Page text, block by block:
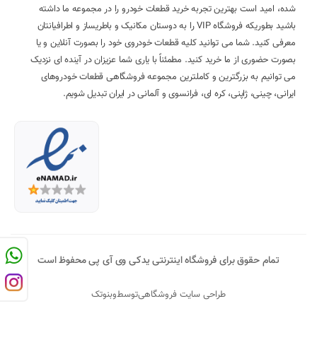
شده، امید است بهترین تجربه خرید قطعات خودرو را در مجموعه ما داشته
باشید بطوریکه فروشگاه VIP را به دوستان مکانیک و باطریساز و اطرافیانتان
معرفی کنید. شما می توانید کلیه قطعات خودروی خود را بصورت آنلاین و یا
بصورت حضوری از ما خرید کنید. مطمئناً با یاری شما عزیزان در آینده ای نزدیک
می توانیم به بزرگترین و کاملترین مجموعه فروشگاهی قطعات خودروهای
ایرانی، چینی، ژاپنی، کره ای، فرانسوی و آلمانی در ایران تبدیل شویم.
تمام حقوق برای فروشگاه اینترنتی یدکی وی آی پی محفوظ است
طراحی سایت فروشگاهیتوسطوبنوتک